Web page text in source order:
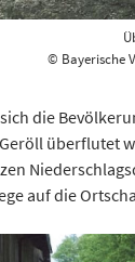
© Bayerische
die
überflutet
auf die